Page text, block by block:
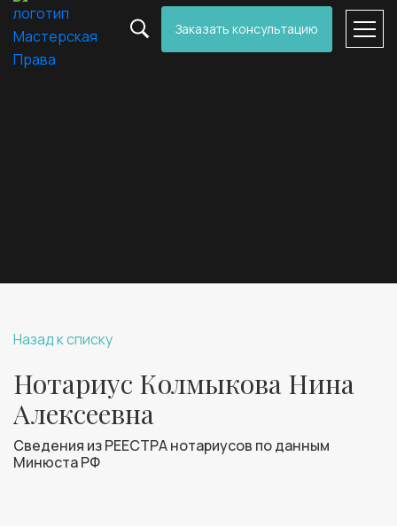
Заказать консультацию
Назад к списку
Нотариус Колмыкова Нина
Алексеевна
Сведения из РЕЕСТРА нотариусов по данным
Минюста РФ